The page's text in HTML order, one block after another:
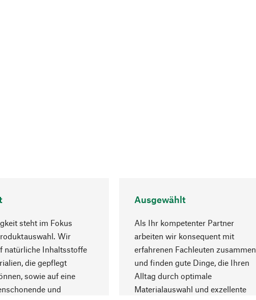
steht im Fokus
Wir
natürliche Inhaltsstoffe
die gepflegt
sowie auf eine
und
Ausgewählt
Als Ihr kompetenter Partner
arbeiten wir konsequent mit
erfahrenen Fachleuten zusammen
und finden gute Dinge, die Ihren
Alltag durch optimale
Materialauswahl und exzellente